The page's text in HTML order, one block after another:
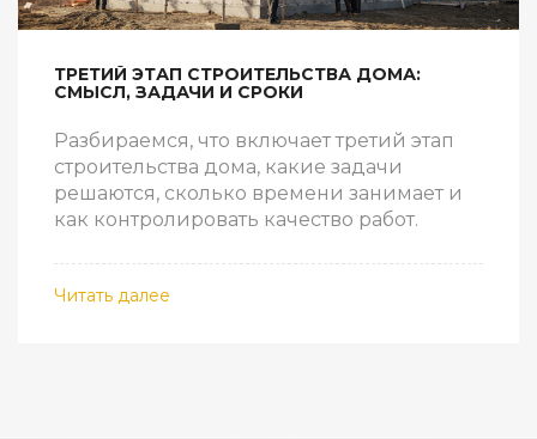
ТРЕТИЙ ЭТАП СТРОИТЕЛЬСТВА ДОМА:
СМЫСЛ, ЗАДАЧИ И СРОКИ
Разбираемся, что включает третий этап
строительства дома, какие задачи
решаются, сколько времени занимает и
как контролировать качество работ.
Читать далее